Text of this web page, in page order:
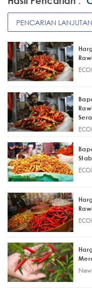
PENCARIAN LANJUTAN